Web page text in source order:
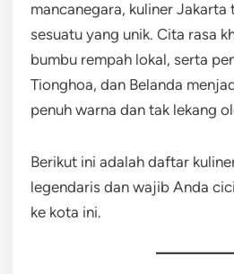
mancanegara, kuliner Jakarta
sesuatu yang unik. Cita rasa
bumbu rempah lokal, serta
Tionghoa, dan Belanda
penuh warna dan tak lekang
Berikut ini adalah daftar
legendaris dan wajib Anda
ke kota ini.